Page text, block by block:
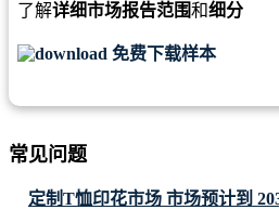
了解详细市场报告范围和细分
免费下载样本
常见问题
定制T恤印花市场 市场预计到